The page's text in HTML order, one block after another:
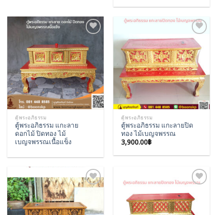
Wishlist
ตู้พระอภิธรรม
ตู้พระอภิธรรม แกะลาย
ดอกไม้ ปิดทอง ไม้
เบญจพรรณเนื้อแข็ง
Add to
Wishlist
ตู้พระอภิธรรม
ตู้พระอภิธรรม แกะลายปิด
ทอง ไม้เบญจพรรณ
3,900.00฿
Wishlist